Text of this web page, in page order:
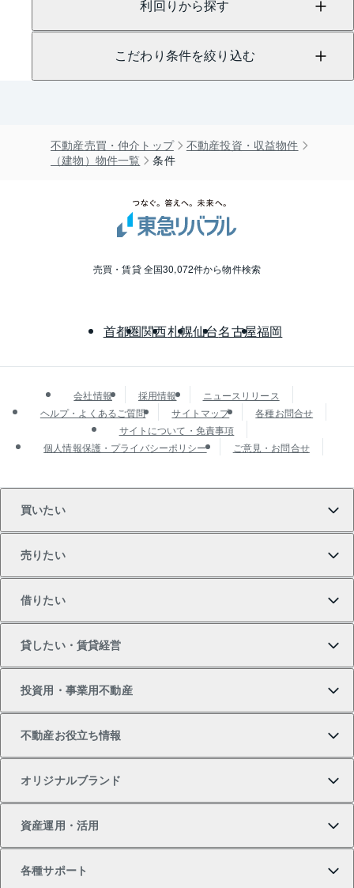
利回りから探す
こだわり条件を絞り込む
不動産売買・仲介トップ
不動産投資・収益物件
（建物）物件一覧
条件
売買・賃貸 全国30,072件から物件検索
首都圏関西札幌仙台名古屋福岡
会社情報 採用情報
ニュースリリース
ヘルプ・よくあるご質問
サイトマップ
各種お問合せ
サイトについて・免責事項
個人情報保護・プライバシーポリシー
ご意見・お問合せ
買いたい
新築・分譲マンションの購入
中古マンションの購入
売りたい
マンションの売却・査定
一戸建ての売却・査定
借りたい
借りたいTOP
物件を借りる
貸したい・賃貸経営
貸したいTOP
投資用・事業用不動産
不動産お役立ち情報
オリジナルブランド
一棟リノベーションマンション L`GENTE（ルジェン
資産運用・活用
各種サポート